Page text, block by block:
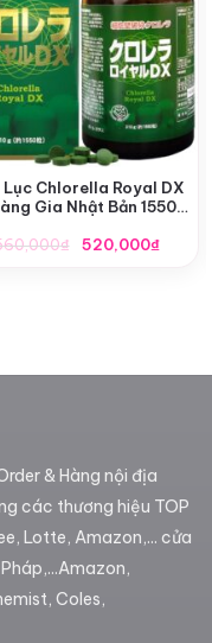
Lục Chlorella Royal DX
Gia Nhật Bản 1550
₫
Giá
520,000₫Giá
& Hàng nội địa
các thương hiệu TOP
Lotte, Amazon,... cửa
Pháp,...Amazon,
Coles,